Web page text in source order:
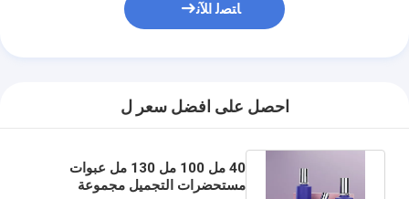
ﺎﺘﺼﻟ ﺍﻶﻧ
احصل على افضل سعر ل
40 مل 100 مل 130 مل عبوات
مستحضرات التجميل مجموعة